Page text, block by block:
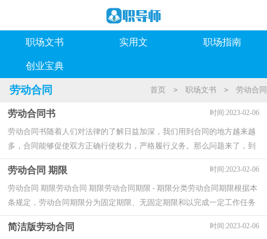
职场文书 实用文 职场指南
创业宝典
劳动合同 首页 > 职场文书 > 劳动合同
劳动合同书 时间:2023-02-06
劳动合同书随着人们对法律的了解日益加深，我们用到合同的地方越来越
多，合同能够促使双方正确行使权力，严格履行义务。那么问题来了，到
劳动合同 期限 时间:2023-02-06
劳动合同 期限劳动合同 期限劳动合同期限 - 期限分类劳动合同期限根据本
条规定，劳动合同期限分为固定期限、无固定期限和以完成一定工作任务
简洁版劳动合同 时间:2023-02-06